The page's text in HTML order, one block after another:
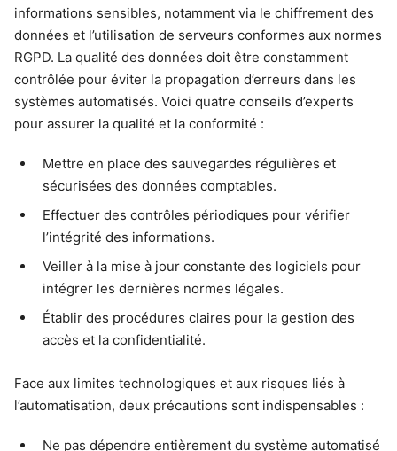
informations sensibles, notamment via le chiffrement des
données et l’utilisation de serveurs conformes aux normes
RGPD. La qualité des données doit être constamment
contrôlée pour éviter la propagation d’erreurs dans les
systèmes automatisés. Voici quatre conseils d’experts
pour assurer la qualité et la conformité :
Mettre en place des sauvegardes régulières et
sécurisées des données comptables.
Effectuer des contrôles périodiques pour vérifier
l’intégrité des informations.
Veiller à la mise à jour constante des logiciels pour
intégrer les dernières normes légales.
Établir des procédures claires pour la gestion des
accès et la confidentialité.
Face aux limites technologiques et aux risques liés à
l’automatisation, deux précautions sont indispensables :
Ne pas dépendre entièrement du système automatisé